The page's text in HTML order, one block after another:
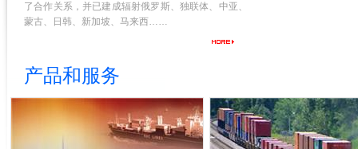
了合作关系，并已建成辐射俄罗斯、独联体、中亚、
蒙古、日韩、新加坡、马来西……
产品和服务
中欧班列全程历时只需14天左右，大大
的缩短了运输时间，相较海运运输可节
主营哈萨克斯坦，乌兹别克斯
吉斯斯坦,塔吉克斯坦，土库